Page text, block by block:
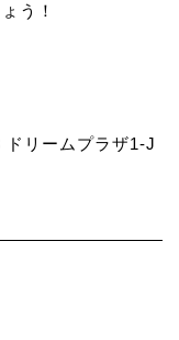
う！
リームプラザ1-J